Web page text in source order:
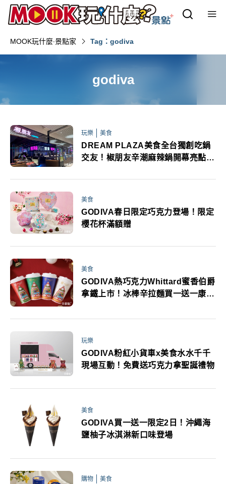
MOOK玩什麼‧景點家 Tag：godiva
godiva
玩樂 美食
DREAM PLAZA美食全台獨創吃鍋
交友！椒朋友辛潮麻辣鍋開幕亮點優
美食
GODIVA春日限定巧克力登場！限定
櫻花杯滿額贈
美食
GODIVA熱巧克力Whittard蜜香伯爵
拿鐵上市！冰棒辛拉麵買一送一康康
玩樂
GODIVA粉紅小貨車x美食水水千千
現場互動！免費送巧克力拿聖誕禮物
美食
GODIVA買一送一限定2日！沖繩海
鹽柚子冰淇淋新口味登場
購物 美食